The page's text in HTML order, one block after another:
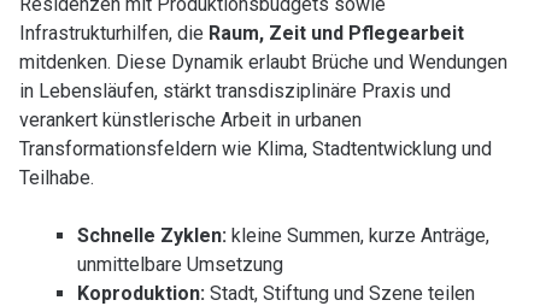
Infrastrukturhilfen, die Raum, Zeit und Pflegearbeit
mitdenken. Diese Dynamik erlaubt Brüche und Wendungen
in Lebensläufen, stärkt transdisziplinäre Praxis und
verankert künstlerische Arbeit in urbanen
Transformationsfeldern wie Klima, Stadtentwicklung und
Teilhabe.
Schnelle Zyklen:kleine Summen, kurze Anträge,
unmittelbare Umsetzung
Koproduktion:Stadt, Stiftung und Szene teilen